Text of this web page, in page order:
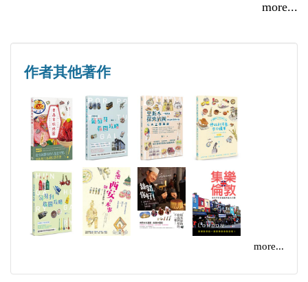
☆ 景點周邊美食：精選景點周邊美食，體驗舌尖上
的保加利亞
☆ Info全面QR碼：掃一下，地圖、網站一覽無遺
保加利亞雖沒有舉世聞名的看點，也不似鄰國希臘、
土耳其那般具高知名度，卻擁有令人日久生情的魅
力。喜歡古羅馬歷史，莫錯過索菲亞、普羅夫迪夫與
大特爾諾沃；偏好海濱度假，務必造訪黑海沿岸的布
爾加斯和瓦爾納；想不受干擾地細品寧靜時光，那麼
古蹟「保」本 挖不盡的燦爛遺產
溫泉「保」身 巴爾幹半島的溫泉大國
點餐「保」典 吃「保」飽‧不燒腦
Part 2 認識「保」全──旅遊資訊一點通
保國概況／世界遺產／旅遊季節／日出日落／公眾假
期／貨幣匯率／海關檢查／住宿要點／租車自駕／時
差／電壓插座／飲用水／小費 + 廁所指南／鐵路資訊
more...
作者其他著作
more...